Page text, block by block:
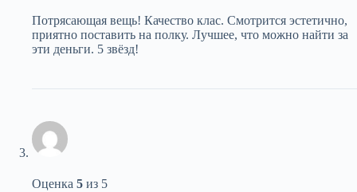
Потрясающая вещь! Качество клас. Смотрится эстетично,
приятно поставить на полку. Лучшее, что можно найти за
эти деньги. 5 звёзд!
Оценка 5 из 5